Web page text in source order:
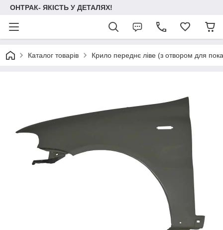
ОНТРАК- ЯКІСТЬ У ДЕТАЛЯХ!
Каталог товарів Крило переднє ліве (з отвором для